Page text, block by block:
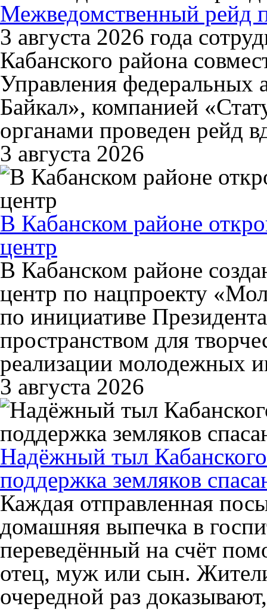
Межведомственный рейд
3 августа 2026 года
Кабанского района
Управления
Байкал», компанией
органами проведен рейд
3 августа 2026
В Кабанском районе
центр
В Кабанском районе
центр по нацпроекту
по инициативе
пространством для
реализации молодежных
3 августа 2026
Надёжный тыл
поддержка земляков
Каждая отправленная
домашняя выпечка в
переведённый на счёт
отец, муж или сын.
очередной раз